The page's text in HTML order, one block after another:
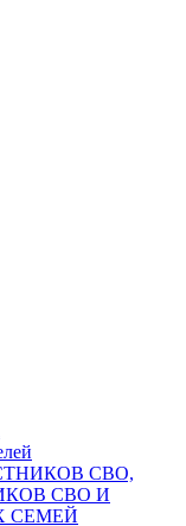
СВО,
СВО И
СЕМЕЙ